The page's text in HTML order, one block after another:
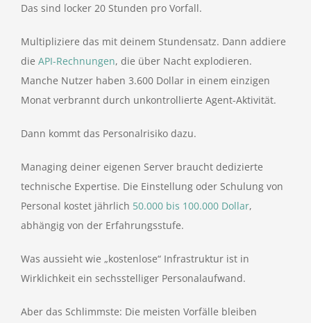
Das sind locker 20 Stunden pro Vorfall.
Multipliziere das mit deinem Stundensatz. Dann addiere
die API-Rechnungen, die über Nacht explodieren.
Manche Nutzer haben 3.600 Dollar in einem einzigen
Monat verbrannt durch unkontrollierte Agent-Aktivität.
Dann kommt das Personalrisiko dazu.
Managing deiner eigenen Server braucht dedizierte
technische Expertise. Die Einstellung oder Schulung von
Personal kostet jährlich 50.000 bis 100.000 Dollar,
abhängig von der Erfahrungsstufe.
Was aussieht wie „kostenlose“ Infrastruktur ist in
Wirklichkeit ein sechsstelliger Personalaufwand.
Aber das Schlimmste: Die meisten Vorfälle bleiben